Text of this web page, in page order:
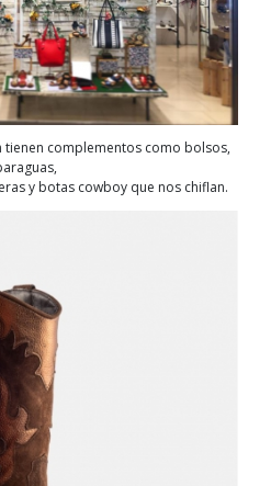
complementos como bolsos,
y botas cowboy que nos chiflan.